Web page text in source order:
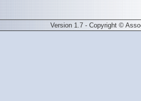
Version 1.7 - Copyright ©